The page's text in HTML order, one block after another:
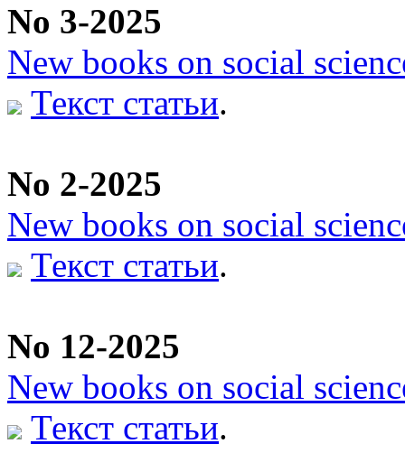
No 3-2025
New books on social
Текст статьи.
No 2-2025
New books on social
Текст статьи.
No 12-2025
New books on social
Текст статьи.